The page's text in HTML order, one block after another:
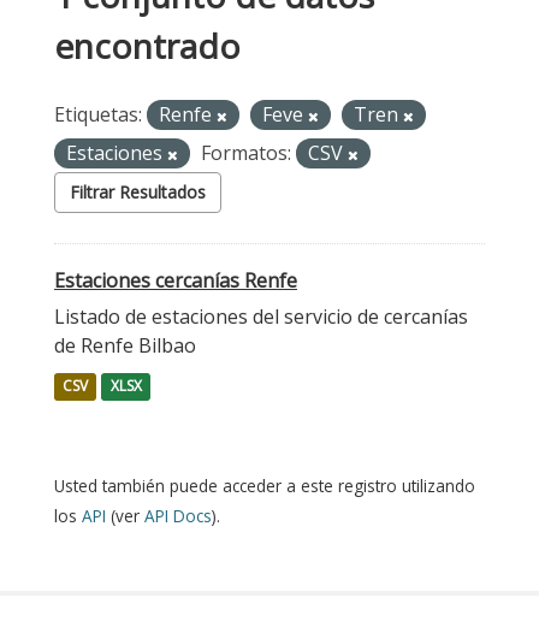
encontrado
Etiquetas: Renfe Feve
Tren
Estaciones
Formatos: CSV
Filtrar Resultados
Estaciones cercanías Renfe
Listado de estaciones del servicio de cercanías
de Renfe Bilbao
CSV XLSX
Usted también puede acceder a este registro utilizando
los API (ver API Docs).